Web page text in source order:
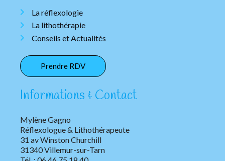
La réflexologie
La lithothérapie
Conseils et Actualités
Prendre RDV
Informations & Contact
Mylène Gagno
Réflexologue & Lithothérapeute
31 av Winston Churchill
31340 Villemur-sur-Tarn